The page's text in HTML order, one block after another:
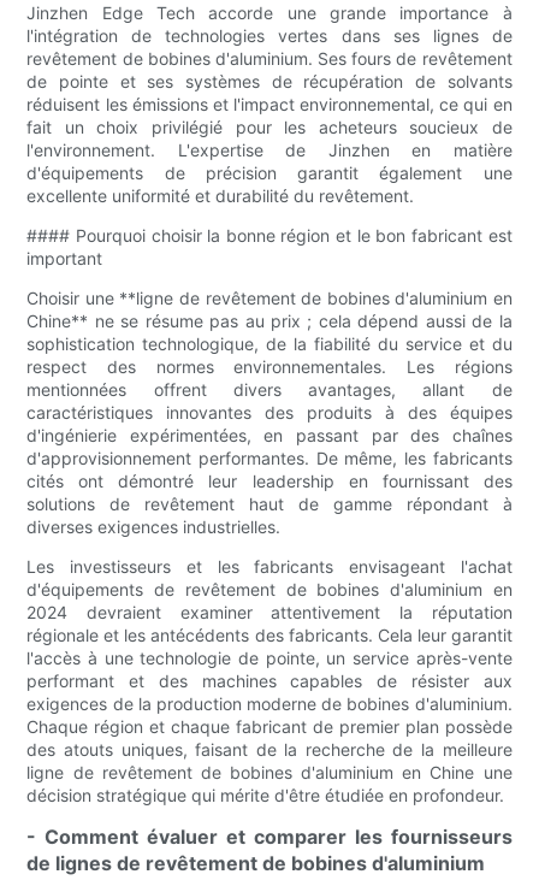
Jinzhen Edge Tech accorde une grande importance à
l'intégration de technologies vertes dans ses lignes de
revêtement de bobines d'aluminium. Ses fours de revêtement
de pointe et ses systèmes de récupération de solvants
réduisent les émissions et l'impact environnemental, ce qui en
fait un choix privilégié pour les acheteurs soucieux de
l'environnement. L'expertise de Jinzhen en matière
d'équipements de précision garantit également une
excellente uniformité et durabilité du revêtement.
#### Pourquoi choisir la bonne région et le bon fabricant est
important
Choisir une **ligne de revêtement de bobines d'aluminium en
Chine** ne se résume pas au prix ; cela dépend aussi de la
sophistication technologique, de la fiabilité du service et du
respect des normes environnementales. Les régions
mentionnées offrent divers avantages, allant de
caractéristiques innovantes des produits à des équipes
d'ingénierie expérimentées, en passant par des chaînes
d'approvisionnement performantes. De même, les fabricants
cités ont démontré leur leadership en fournissant des
solutions de revêtement haut de gamme répondant à
diverses exigences industrielles.
Les investisseurs et les fabricants envisageant l'achat
d'équipements de revêtement de bobines d'aluminium en
2024 devraient examiner attentivement la réputation
régionale et les antécédents des fabricants. Cela leur garantit
l'accès à une technologie de pointe, un service après-vente
performant et des machines capables de résister aux
exigences de la production moderne de bobines d'aluminium.
Chaque région et chaque fabricant de premier plan possède
des atouts uniques, faisant de la recherche de la meilleure
ligne de revêtement de bobines d'aluminium en Chine une
décision stratégique qui mérite d'être étudiée en profondeur.
- Comment évaluer et comparer les fournisseurs
de lignes de revêtement de bobines d'aluminium